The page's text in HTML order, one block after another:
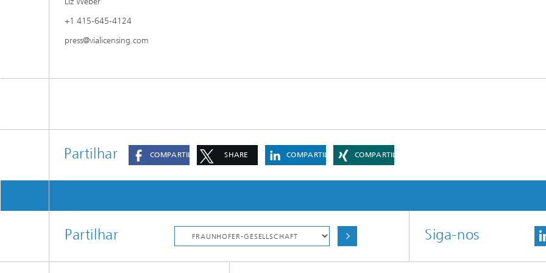
+1 415-645-4124
press@vialicensing.com
Partilhar COMPARTILHAR SHARE COMPARTILHAR COMPARTILHAR
Partilhar Siga-nos